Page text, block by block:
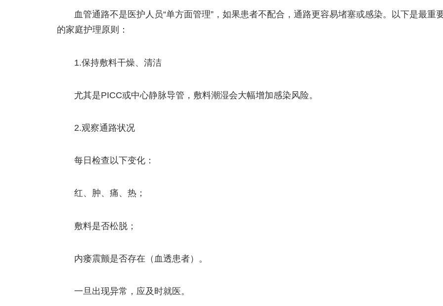
血管通路不是医护人员“单方面管理”，如果患者不配合，通路更容易堵塞或感染。以下是最重
的家庭护理原则：
1.保持敷料干燥、清洁
尤其是PICC或中心静脉导管，敷料潮湿会大幅增加感染风险。
2.观察通路状况
每日检查以下变化：
红、肿、痛、热；
敷料是否松脱；
内瘘震颤是否存在（血透患者）。
一旦出现异常，应及时就医。